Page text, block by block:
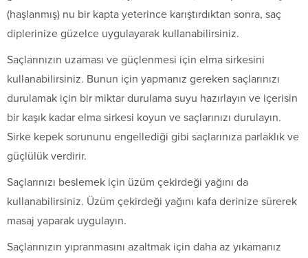
(haşlanmış) nu bir kapta yeterince karıştırdıktan sonra, saç
diplerinize güzelce uygulayarak kullanabilirsiniz.
Saçlarınızın uzaması ve güçlenmesi için elma sirkesini
kullanabilirsiniz. Bunun için yapmanız gereken saçlarınızı
durulamak için bir miktar durulama suyu hazırlayın ve içerisin
bir kaşık kadar elma sirkesi koyun ve saçlarınızı durulayın.
Sirke kepek sorununu engellediği gibi saçlarınıza parlaklık ve
güçlülük verdirir.
Saçlarınızı beslemek için üzüm çekirdeği yağını da
kullanabilirsiniz. Üzüm çekirdeği yağını kafa derinize sürerek
masaj yaparak uygulayın.
Saçlarınızın yıpranmasını azaltmak için daha az yıkamanız